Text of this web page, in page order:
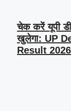
चेक करें यूपी
खुलेगा: UP
Result